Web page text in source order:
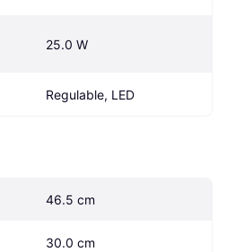
25.0 W
Regulable, LED
46.5 cm
30.0 cm